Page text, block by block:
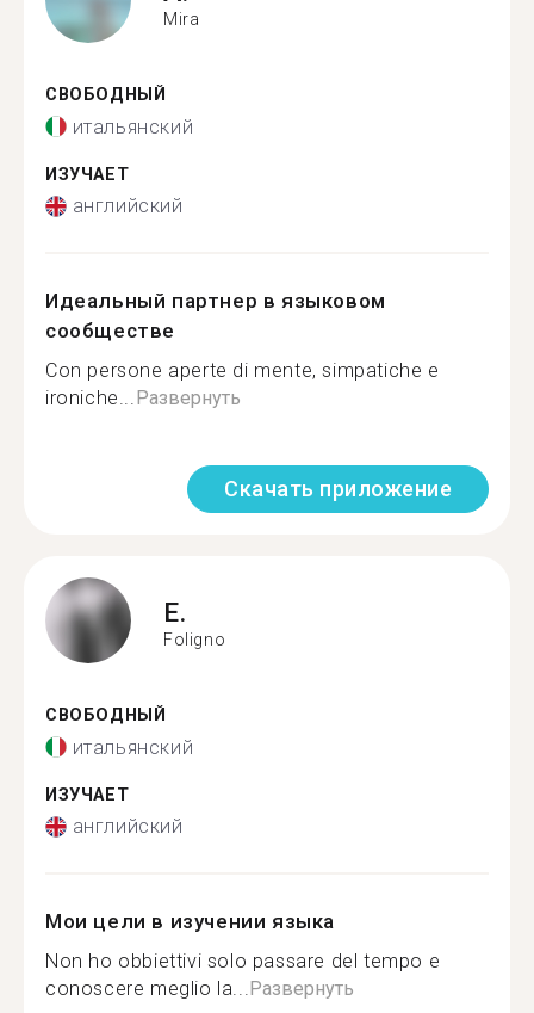
Mira
СВОБОДНЫЙ
итальянский
ИЗУЧАЕТ
английский
Идеальный партнер в языковом
сообществе
Con persone aperte di mente, simpatiche e
ironiche...Развернуть
Скачать приложение
E.
Foligno
СВОБОДНЫЙ
итальянский
ИЗУЧАЕТ
английский
Мои цели в изучении языка
Non ho obbiettivi solo passare del tempo e
conoscere meglio la...Развернуть